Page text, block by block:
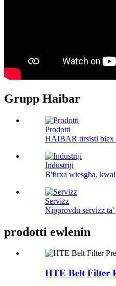
Grupp Haibar
Prodotti
HAIBAR tirsisti biex
Industriji
B'firxa wiesgħa,
Servizz
Nipprovdu servizz ta'
prodotti ewlenin
HTE Belt Filter